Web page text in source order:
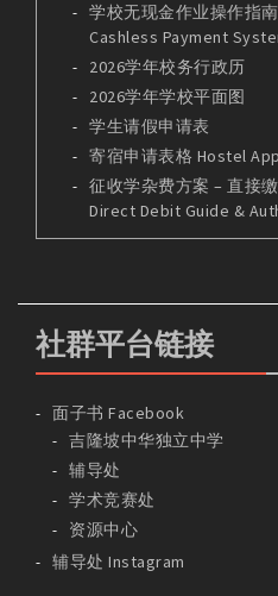
学校无现金作业操作指南
Cashless Payment
2026学年校务行政历
2026学年学校平面图
学生请假申请表
寄宿申请表格 Hostel
征收学杂费方案 – 直接
Direct Debit Guide &
社群平台链接
面子书 Facebook
吉隆坡中华独立中学
辅导处
学术竞赛处
资源中心
辅导处 Instagram